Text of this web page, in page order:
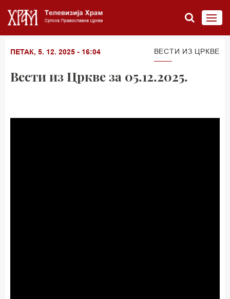
ПЕТАК, 5. 12. 2025 - 16:04 ВЕСТИ ИЗ ЦРКВЕ
Вести из Цркве за 05.12.2025.